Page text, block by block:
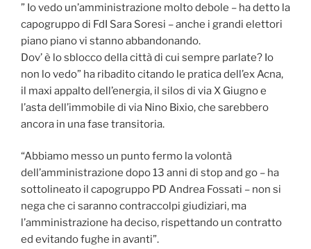
” Io vedo un’amministrazione molto debole – ha detto la
capogruppo di FdI Sara Soresi – anche i grandi elettori
piano piano vi stanno abbandonando.
Dov’ è lo sblocco della città di cui sempre parlate? Io
non lo vedo” ha ribadito citando le pratica dell’ex Acna,
il maxi appalto dell’energia, il silos di via X Giugno e
l’asta dell’immobile di via Nino Bixio, che sarebbero
ancora in una fase transitoria.
“Abbiamo messo un punto fermo la volontà
dell’amministrazione dopo 13 anni di stop and go – ha
sottolineato il capogruppo PD Andrea Fossati – non si
nega che ci saranno contraccolpi giudiziari, ma
l’amministrazione ha deciso, rispettando un contratto
ed evitando fughe in avanti”.